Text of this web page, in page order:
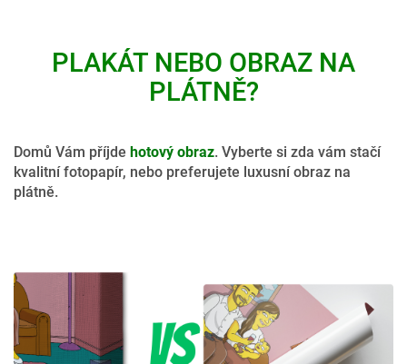
PLAKÁT NEBO OBRAZ NA
PLÁTNĚ?
Domů Vám příjde hotový obraz. Vyberte si zda vám stačí
kvalitní fotopapír, nebo preferujete luxusní obraz na
plátně.